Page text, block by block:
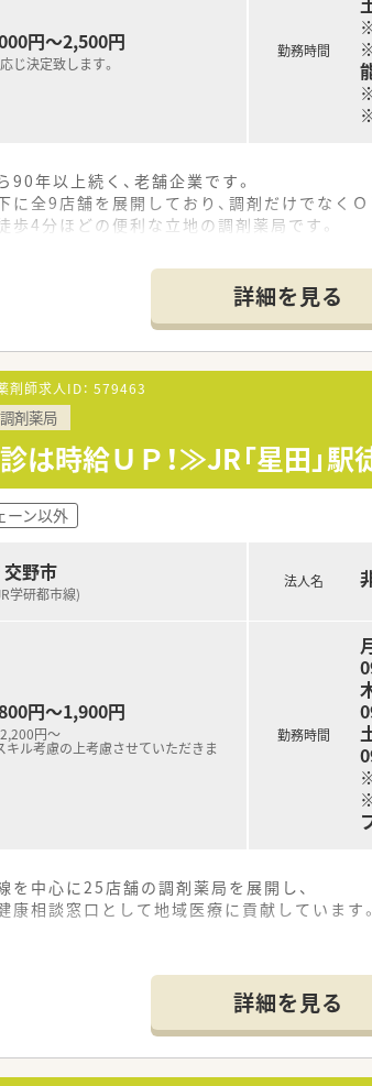
円～2,500円
じ決定致します。
勤務時間
年以上続く、老舗企業です。
に全9店舗を展開しており、調剤だけでなく
4分ほどの便利な立地の調剤薬局です。
、穏やかな人柄の方が多く、アットホームな職
りでも気軽に相談に乗ってくださる企業様で
みたい、地域の人の役に立ちたい、など意欲
詳細を見る
剤師求人ID： 579463
調剤薬局
は時給ＵＰ！≫JR「星田」
ーン以外
野市
学研都市線)
円～1,900円
円～
キル考慮の上考慮させていただきま
法人名
勤務時間
を中心に25店舗の調剤薬局を展開し、
康相談窓口として地域医療に貢献しています。
の方に持って頂き、より身近な薬局を目指し
り組みとして、スキルアップ講座、勉強会があ
設置されており、薬剤師としての活躍だけで
としての使命・責任を果たす機会もありま
詳細を見る